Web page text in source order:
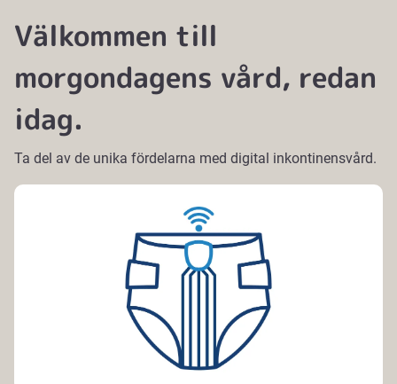
Välkommen till
morgondagens vård, redan
idag.
Ta del av de unika fördelarna med digital inkontinensvård.